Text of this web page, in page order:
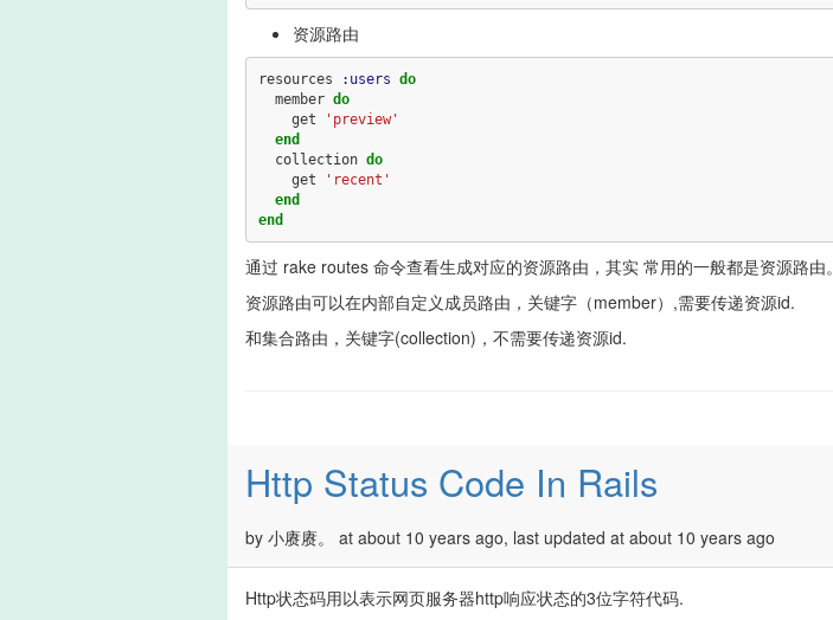
资源路由
resources :users do
member do
get
'preview'
end
collection do
get
'recent'
end
end
通过 rake routes 命令查看生成对应的资源路由，其实 常用的一般都是资源路由。
资源路由可以在内部自定义成员路由，关键字（member）,需要传递资源id.
和集合路由，关键字(collection)，不需要传递资源id.
Http Status Code In Rails
by 小赓赓。 at about 10 years ago, last updated at about 10 years ago
Http状态码用以表示网页服务器http响应状态的3位字符代码.